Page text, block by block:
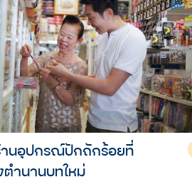
านอุปกรณ์ปักถักร้อยที่
ำนานบทใหม่